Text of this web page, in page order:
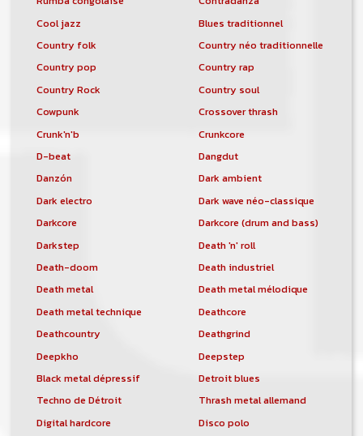
Cool jazz
Blues traditionnel
Country folk
Country néo traditionnelle
Country pop
Country rap
Country Rock
Country soul
Cowpunk
Crossover thrash
Crunk'n'b
Crunkcore
D-beat
Dangdut
Danzón
Dark ambient
Dark electro
Dark wave néo-classique
Darkcore
Darkcore (drum and bass)
Darkstep
Death 'n' roll
Death-doom
Death industriel
Death metal
Death metal mélodique
Death metal technique
Deathcore
Deathcountry
Deathgrind
Deepkho
Deepstep
Black metal dépressif
Detroit blues
Techno de Détroit
Thrash metal allemand
Digital hardcore
Disco polo